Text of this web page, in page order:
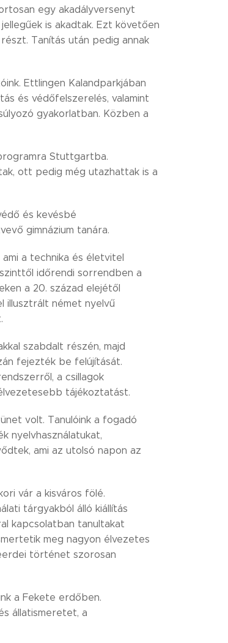
egy akadályversenyt
is akadtak. Ezt követően
Tanítás után pedig annak
Ettlingen Kalandparkjában
és védőfelszerelés, valamint
gyakorlatban. Közben a
Stuttgartba.
ott pedig még utazhattak is a
és kevésbé
gimnázium tanára.
a technika és életvitel
időrendi sorrendben a
a 20. század elejétől
illusztrált német nyelvű
szabdalt részén, majd
fejezték be felújítását.
a csillagok
tájékoztatást.
volt. Tanulóink a fogadó
nyelvhasználatukat,
ami az utolsó napon az
vár a kisváros fölé.
tárgyakból álló kiállítás
kapcsolatban tanultakat
meg nagyon élvezetes
történet szorosan
a Fekete erdőben.
állatismeretet, a